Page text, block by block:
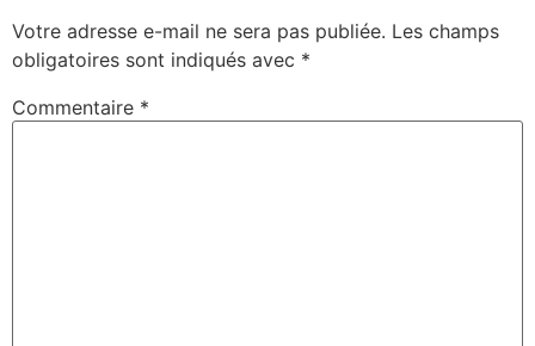
Votre adresse e-mail ne sera pas publiée. Les champs
obligatoires sont indiqués avec *
Commentaire *